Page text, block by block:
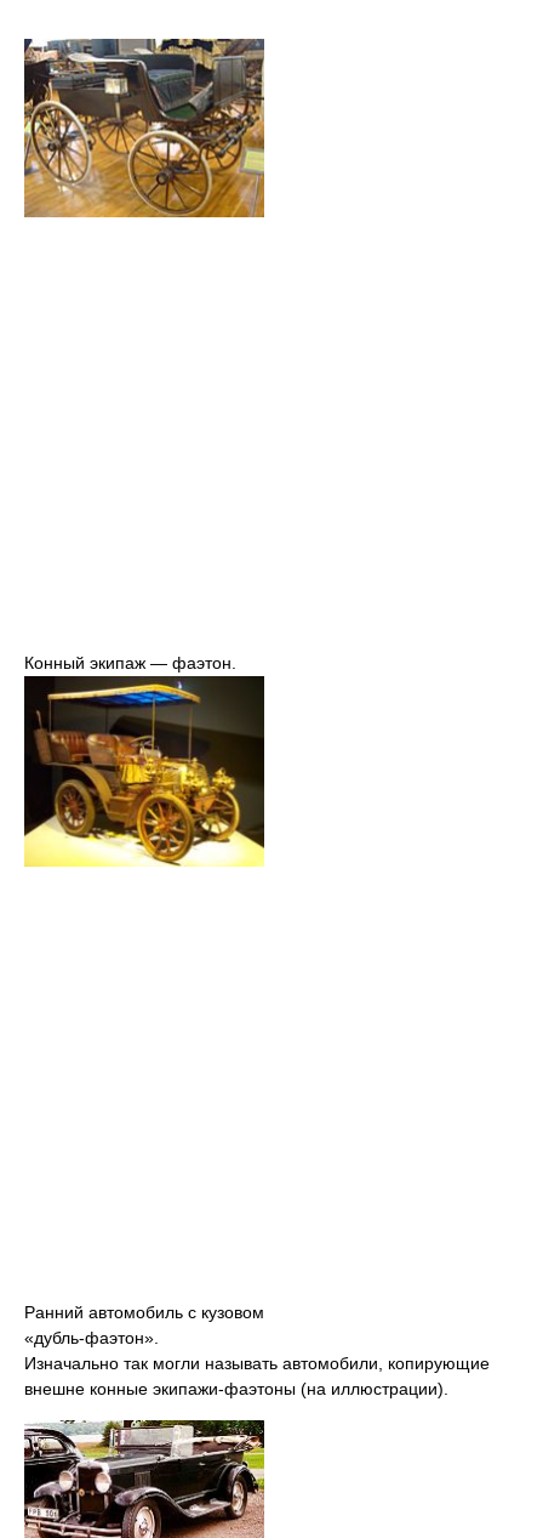
Конный экипаж — фаэтон.
Ранний автомобиль с кузовом
«дубль-фаэтон».
Изначально так могли называть автомобили, копирующие
внешне конные экипажи-фаэтоны (на иллюстрации).